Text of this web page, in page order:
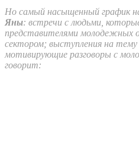
Но самый насыщенный график
Яны: встречи с людьми,
представителями молодежных
сектором; выступления на
мотивирующие разговоры с
говорит: